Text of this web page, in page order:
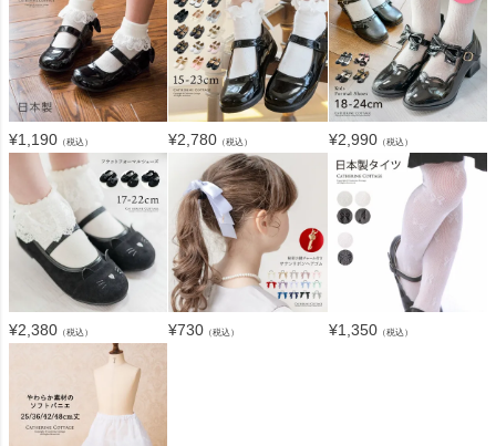
¥1,190 （税込） ¥2,780 （税込） ¥2,990（税込）
¥2,380 （税込） ¥730 （税込） ¥1,350（税込）